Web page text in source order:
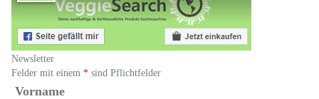
Newsletter
Felder mit einem * sind Pflichtfelder
Vorname